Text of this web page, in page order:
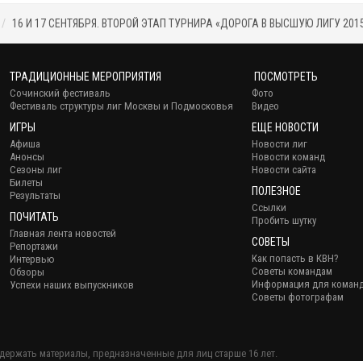
16 И 17 СЕНТЯБРЯ. ВТОРОЙ ЭТАП ТУРНИРА «ДОРОГА В ВЫСШУЮ ЛИГУ
ТРАДИЦИОННЫЕ МЕРОПРИЯТИЯ
Сочинский фестиваль
Фестиваль структуры лиг Москвы и Подмосковья
ИГРЫ
Афиша
Анонсы
Сезоны лиг
Билеты
Результаты
ПОЧИТАТЬ
Главная лента новостей
Репортажи
Интервью
Обзоры
Успехи наших выпускников
ПОСМОТРЕТЬ
Фото
Видео
ЕЩЕ НОВОСТИ
Новости лиг
Новости команд
Новости сайта
ПОЛЕЗНОЕ
Ссылки
Пробить шутку
СОВЕТЫ
Как попасть в КВН?
Советы командам
Информация для
Советы фотографам
материалы, предназначенные для лиц старше 16 лет.